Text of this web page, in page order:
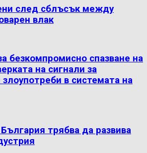
след сблъсък между
влак
безкомпромисно спазване на
на сигнали за
в системата на
трябва да развива